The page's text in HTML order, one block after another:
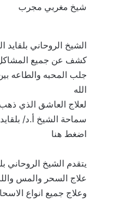
شيخ مغربي مجرب
الشيخ الروحاني
كشف عن جميع المشاكل
جلب المحبه والطاعه
الله
لعلاج العاشق الذي ذهب
سماحة الشيخ أ.د/
اضغط هنا
يتقدم الشيخ الروحاني
علاج السحر والمس
وعلاج جميع انواع